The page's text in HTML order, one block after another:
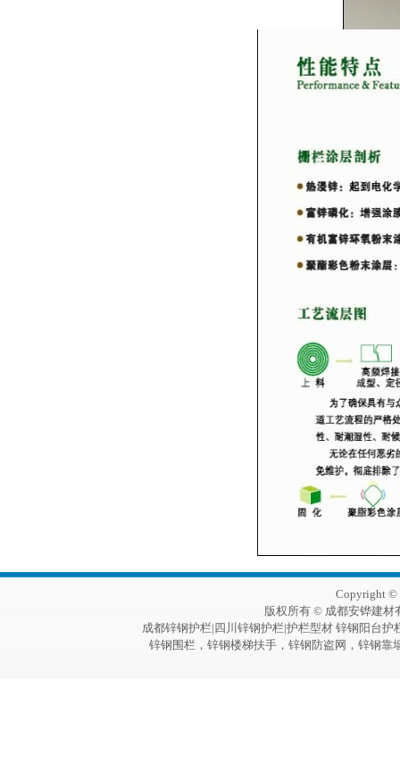
Copyright ©
版权所有 © 成都安铧建材
成都锌钢护栏|四川锌钢护栏|护栏型材 锌钢阳台
锌钢围栏，锌钢楼梯扶手，锌钢防盗网，锌钢